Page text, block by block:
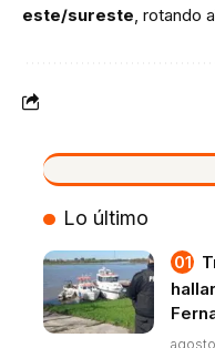
este/sureste, rotando
VIVO
Lo último